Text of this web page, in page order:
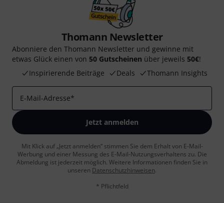
Thomann Newsletter
Abonniere den Thomann Newsletter und gewinne mit
etwas Glück einen von 50 Gutscheinen über jeweils 50€!
Inspirierende Beiträge
Deals Thomann Insights
E-Mail-Adresse*
Jetzt anmelden
Mit Klick auf „Jetzt anmelden“ stimmen Sie dem Erhalt von E-Mail-
Werbung und einer Messung des E-Mail-Nutzungsverhaltens zu. Die
Abmeldung ist jederzeit möglich. Weitere Informationen finden Sie in
unseren Datenschutzhinweisen.
* Pflichtfeld